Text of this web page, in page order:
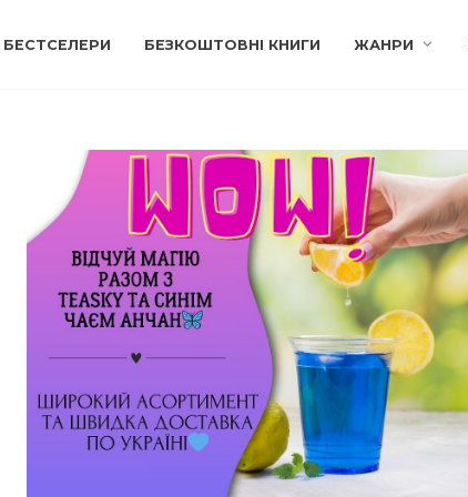
БЕСТСЕЛЕРИ БЕЗКОШТОВНІ КНИГИ ЖАНРИ